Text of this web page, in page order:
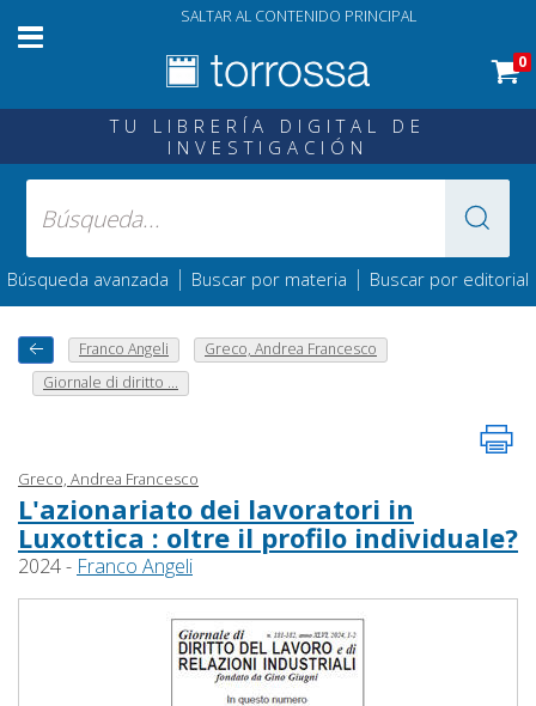
SALTAR AL CONTENIDO PRINCIPAL
0
TU LIBRERÍA DIGITAL DE
INVESTIGACIÓN
Búsqueda avanzada | Buscar por materia | Buscar por editorial
Franco Angeli
Greco, Andrea Francesco
Giornale di diritto ...
Greco, Andrea Francesco
L'azionariato dei lavoratori in
Luxottica : oltre il profilo individuale?
2024 - Franco Angeli